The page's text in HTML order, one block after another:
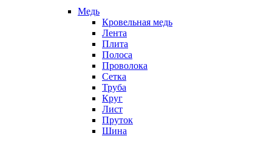
Медь
Кровельная медь
Лента
Плита
Полоса
Проволока
Сетка
Труба
Круг
Лист
Пруток
Шина